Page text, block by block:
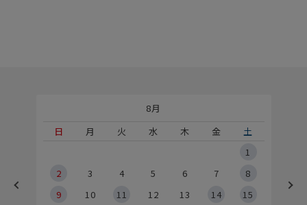
8月
日
月 火 水 木 金
土
1
2
3 4 5 6 7
8
9
10 11 12 13 14
15